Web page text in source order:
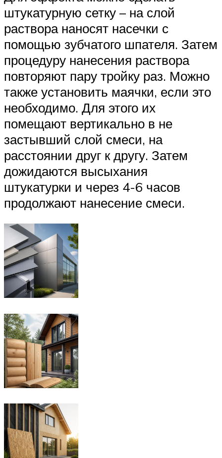
штукатурную сетку – на слой
раствора наносят насечки с
помощью зубчатого шпателя. Затем
процедуру нанесения раствора
повторяют пару тройку раз. Можно
также установить маячки, если это
необходимо. Для этого их
помещают вертикально в не
застывший слой смеси, на
расстоянии друг к другу. Затем
дожидаются высыхания
штукатурки и через 4-6 часов
продолжают нанесение смеси.